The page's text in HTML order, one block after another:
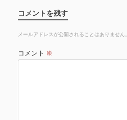
コメントを残す
メールアドレスが公開されることはありません。
コメント ※